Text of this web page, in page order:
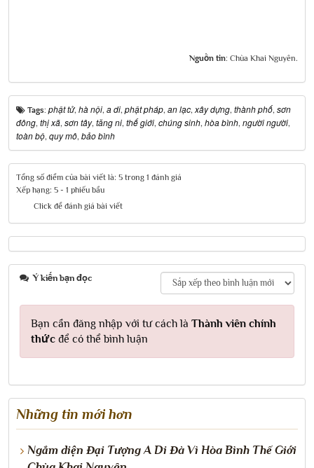
Nguồn tin: Chùa Khai Nguyên.
Tags: phật tử, hà nội, a di, phật pháp, an lạc, xây dựng, thành phố, sơn
đông, thị xã, sơn tây, tăng ni, thế giới, chúng sinh, hòa bình, người người,
toàn bộ, quy mô, bảo bình
Tổng số điểm của bài viết là: 5 trong 1 đánh giá
Xếp hạng: 5 - 1 phiếu bầu
Click để đánh giá bài viết
Ý kiến bạn đọc
Bạn cần đăng nhập với tư cách là Thành viên chính
thức để có thể bình luận
Những tin mới hơn
Ngắm diện Đại Tượng A Di Đà Vì Hòa Bình Thế Giới